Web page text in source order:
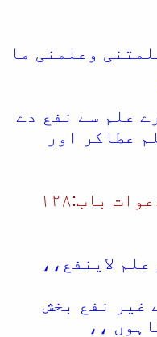
وعلمنی ما
علم سے نفع دے
عطاکر اور
(سنن الترمذی کتاب الدعوات باب:١٢٨
غیر نفع بخش
،،